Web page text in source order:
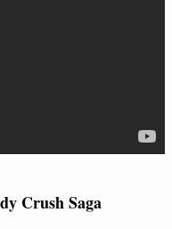
Crush Saga